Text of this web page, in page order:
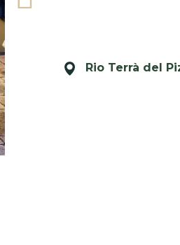
Rio Terrà del